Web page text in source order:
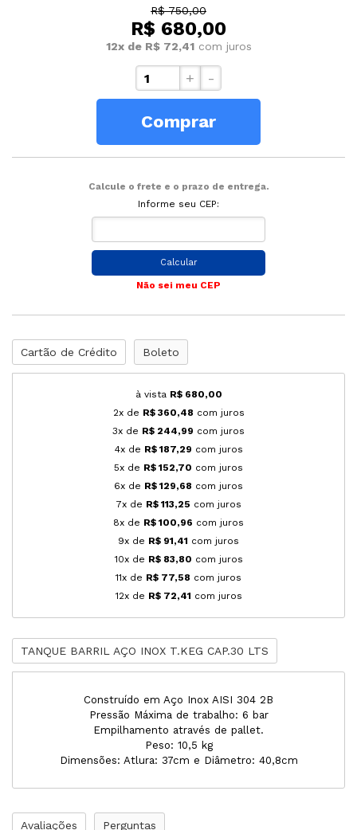
R$ 750,00
R$ 680,00
12x de R$ 72,41 com juros
+ -
Comprar
Calcule o frete e o prazo de entrega.
Informe seu CEP:
Calcular
Não sei meu CEP
Cartão de Crédito Boleto
à vista R$ 680,00
2x de R$ 360,48 com juros
3x de R$ 244,99 com juros
4x de R$ 187,29 com juros
5x de R$ 152,70 com juros
6x de R$ 129,68 com juros
7x de R$ 113,25 com juros
8x de R$ 100,96 com juros
9x de R$ 91,41 com juros
10x de R$ 83,80 com juros
11x de R$ 77,58 com juros
12x de R$ 72,41 com juros
TANQUE BARRIL AÇO INOX T.KEG CAP.30 LTS
Construído em Aço Inox AISI 304 2B
Pressão Máxima de trabalho: 6 bar
Empilhamento através de pallet.
Peso: 10,5 kg
Dimensões: Atlura: 37cm e Diâmetro: 40,8cm
Avaliações Perguntas